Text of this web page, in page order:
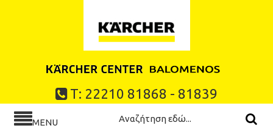
Τ: 22210 81868 - 81839
MENU